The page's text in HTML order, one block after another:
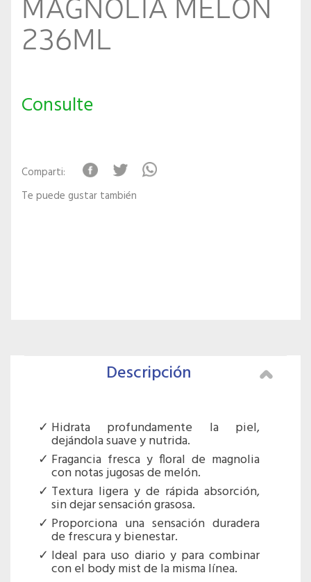
236ML
Consulte
Comparti:
Te puede gustar también
Descripción
Hidrata profundamente la piel,
dejándola suave y nutrida.
Fragancia fresca y floral de magnolia
con notas jugosas de melón.
Textura ligera y de rápida absorción,
sin dejar sensación grasosa.
Proporciona una sensación duradera
de frescura y bienestar.
Ideal para uso diario y para combinar
con el body mist de la misma línea.